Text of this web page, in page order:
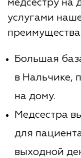
медсестру на
услугами
Большая
в Нальчике,
на дому.
Медсестра
для
выходной